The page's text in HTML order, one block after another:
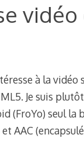
à la
Je suis
(FroYo) seul
AAC (encapsulé